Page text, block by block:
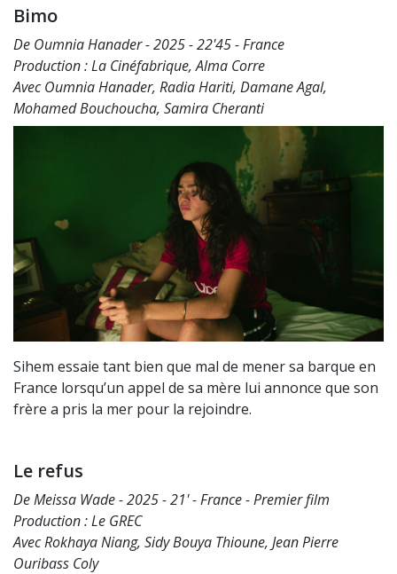
Bimo
De Oumnia Hanader - 2025 - 22'45 - France
Production : La Cinéfabrique, Alma Corre
Avec Oumnia Hanader, Radia Hariti, Damane Agal,
Mohamed Bouchoucha, Samira Cheranti
Sihem essaie tant bien que mal de mener sa barque en
France lorsqu’un appel de sa mère lui annonce que son
frère a pris la mer pour la rejoindre.
Le refus
De Meissa Wade - 2025 - 21' - France - Premier film
Production : Le GREC
Avec Rokhaya Niang, Sidy Bouya Thioune, Jean Pierre
Ouribass Coly